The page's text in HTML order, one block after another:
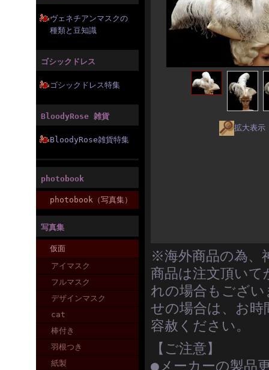
ヴェネチアンマスクの
種類と豆知識
ゴシックドレス
ゴシックドレス特集
BloodyRose 雑貨
BloodyRose雑貨特集
photobook
photobook（写真集）
写真集
仮面
アイマスク
フルマスク
デザインマスク
cat
棒付き
羽根つき
紙製
拡大表示
※海外商品の為、
商品は注文頂いて
れの場合もござ
せの場合は、お
容赦ください。
【ご注意】
●メーカーの製品